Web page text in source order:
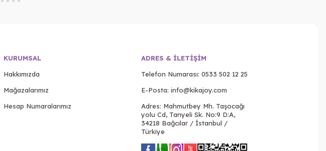
KURUMSAL
Hakkımızda
Mağazalarımız
Hesap Numaralarımız
ADRES & İLETIŞIM
Telefon Numarası: 0533 502 12 25
E-Posta: info@kikajoy.com
Adres: Mahmutbey Mh. Taşocağı
yolu Cd, Tanyeli Sk. No:9 D:A,
34218 Bağcılar / İstanbul /
Türkiye